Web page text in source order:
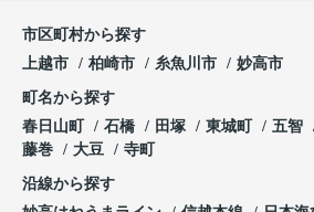
市区町村から探す
上越市
柏崎市 糸魚川市 妙高市
町名から探す
春日山町
石橋 田塚 東城町 五智
藤巻
大豆 寺町
沿線から探す